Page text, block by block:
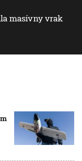
masívny vrak